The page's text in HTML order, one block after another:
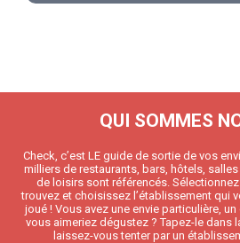
QUI SOMMES
Check, c’est LE guide de sortie de vos
milliers de restaurants, bars, hôtels,
de loisirs sont référencés.
trouvez et choisissez l’établissement qui
joué ! Vous avez une envie particulière,
vous aimeriez dégustez ? Tapez-le dans
laissez-vous tenter par un